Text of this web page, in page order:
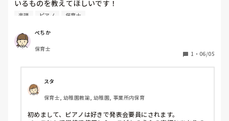
いるものを教えてほしいです！
職場の方に何人かに聞きましたが、皆さん使っているのがバ
参考にさせてほしいです🙇‍♀️
楽譜 ピアノ 保育士
ぺちか
保育士
1 ・ 06/05
スタ
保育士, 幼稚園教諭, 幼稚園, 事業所内保育
初めまして、ピアノは好きで発表会要員にされます。